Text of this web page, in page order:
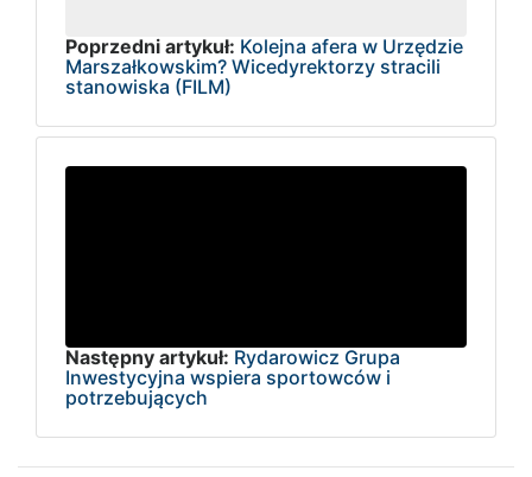
Poprzedni artykuł: Kolejna afera w Urzędzie
Marszałkowskim? Wicedyrektorzy stracili
stanowiska (FILM)
Następny artykuł: Rydarowicz Grupa
Inwestycyjna wspiera sportowców i
potrzebujących